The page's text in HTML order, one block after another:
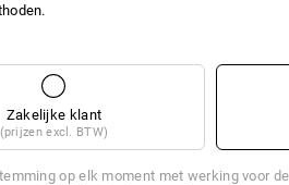
Zakelijke klant
(prijzen excl. BTW)
op elk moment met werking voor